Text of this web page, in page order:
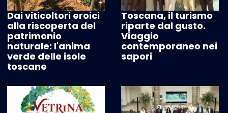
Dai viticoltori eroici
alla riscoperta del
patrimonio
naturale: l'anima
verde delle isole
toscane
Toscana, il turismo
riparte dal gusto.
Viaggio
contemporaneo nei
sapori